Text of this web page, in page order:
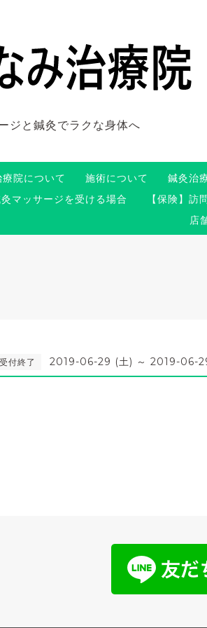
ジと鍼灸でラクな身体へ
療院について 施術について 鍼灸治
マッサージを受ける場合 【保険】訪
店
受付終了 2019-06-29 (土) ～ 2019-06-